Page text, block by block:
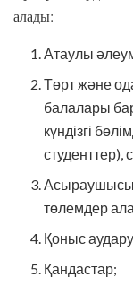
алады:
Атаулы
Төрт және
балалары
күндізгі
төлемдер
Қоныс
Қандастар;